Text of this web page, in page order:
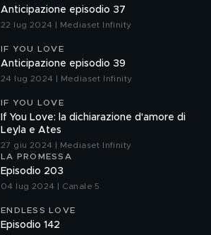
Anticipazione episodio 37
22 lug 2024 | Mediaset Infinity
IF YOU LOVE
Anticipazione episodio 39
24 lug 2024 | Mediaset Infinity
IF YOU LOVE
If You Love: la dichiarazione d'amore di
Leyla e Ates
27 giu 2024 | Mediaset Infinity
LA PROMESSA
Episodio 203
04 lug 2024 | Canale 5
ENDLESS LOVE
Episodio 142